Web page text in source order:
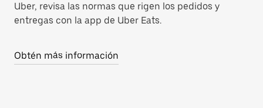
Uber, revisa las normas que rigen los pedidos y
entregas con la app de Uber Eats.
Obtén más información